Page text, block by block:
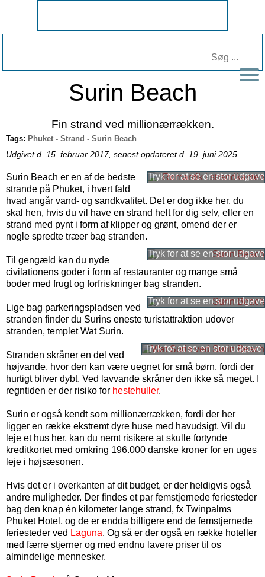
Surin Beach
Fin strand ved millionærrækken.
Tags: Phuket - Strand - Surin Beach
Udgivet d. 15. februar 2017, senest opdateret d. 19. juni 2025.
Surin Beach er en af de bedste
strande på Phuket, i hvert fald
hvad angår vand- og sandkvalitet. Det er dog ikke her, du
skal hen, hvis du vil have en strand helt for dig selv, eller en
strand med pynt i form af klipper og grønt, omend der er
nogle spredte træer bag stranden.
Til gengæld kan du nyde
civilationens goder i form af restauranter og mange små
boder med frugt og forfriskninger bag stranden.
Lige bag parkeringspladsen ved
stranden finder du Surins eneste turistattraktion udover
stranden, templet Wat Surin.
Stranden skråner en del ved
højvande, hvor den kan være uegnet for små børn, fordi der
hurtigt bliver dybt. Ved lavvande skråner den ikke så meget. I
regntiden er der risiko for hestehuller.
Surin er også kendt som millionærrækken, fordi der her
ligger en række ekstremt dyre huse med havudsigt. Vil du
leje et hus her, kan du nemt risikere at skulle fortynde
kreditkortet med omkring 196.000 danske kroner for en uges
leje i højsæsonen.
Hvis det er i overkanten af dit budget, er der heldigvis også
andre muligheder. Der findes et par femstjernede feriesteder
bag den knap én kilometer lange strand, fx Twinpalms
Phuket Hotel, og de er endda billigere end de femstjernede
feriesteder ved Laguna. Og så er der også en række hoteller
med færre stjerner og med endnu lavere priser til os
almindelige mennesker.